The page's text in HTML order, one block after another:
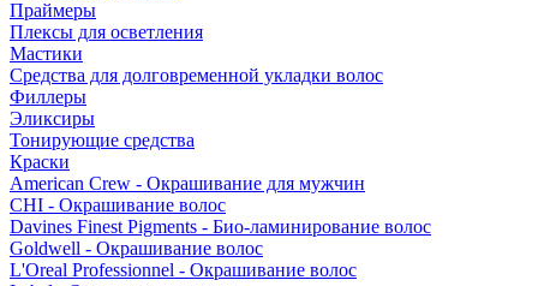
Праймеры
Плексы для осветления
Мастики
Средства для долговременной укладки волос
Филлеры
Эликсиры
Тонирующие средства
Краски
American Crew - Окрашивание для мужчин
CHI - Окрашивание волос
Davines Finest Pigments - Био-ламинирование волос
Goldwell - Окрашивание волос
L'Oreal Professionnel - Окрашивание волос